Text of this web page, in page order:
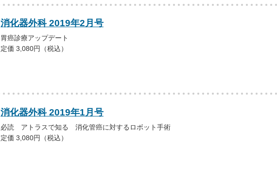
消化器外科 2019年2月号
胃癌診療アップデート
定価 3,080円（税込）
消化器外科 2019年1月号
必読 アトラスで知る 消化管癌に対するロボット手術
定価 3,080円（税込）